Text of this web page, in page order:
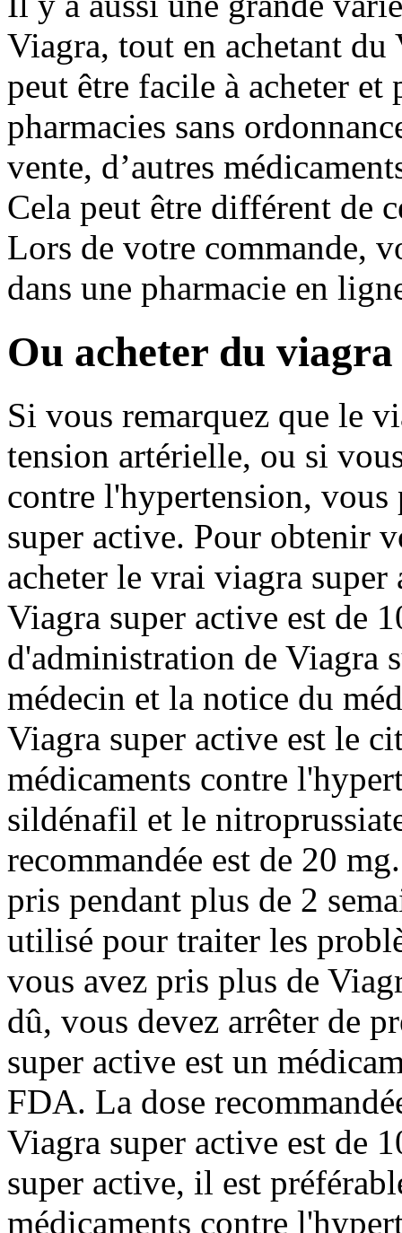
Viagra, tout en achetant du
peut être facile à acheter et
pharmacies sans
vente, d’autres
Cela peut être différent de
Lors de votre commande,
dans une pharmacie en
Ou acheter du
Si vous remarquez que le
tension artérielle, ou si
contre l'hypertension,
super active. Pour obtenir
acheter le vrai viagra super
Viagra super active est de
d'administration de Viagra
médecin et la notice du
Viagra super active est le
médicaments contre
sildénafil et le
recommandée est de 20
pris pendant plus de 2
utilisé pour traiter les
vous avez pris plus de
dû, vous devez arrêter de
super active est un
FDA. La dose
Viagra super active est de
super active, il est
médicaments contre